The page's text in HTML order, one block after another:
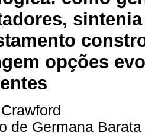
opções
de Germana Barata